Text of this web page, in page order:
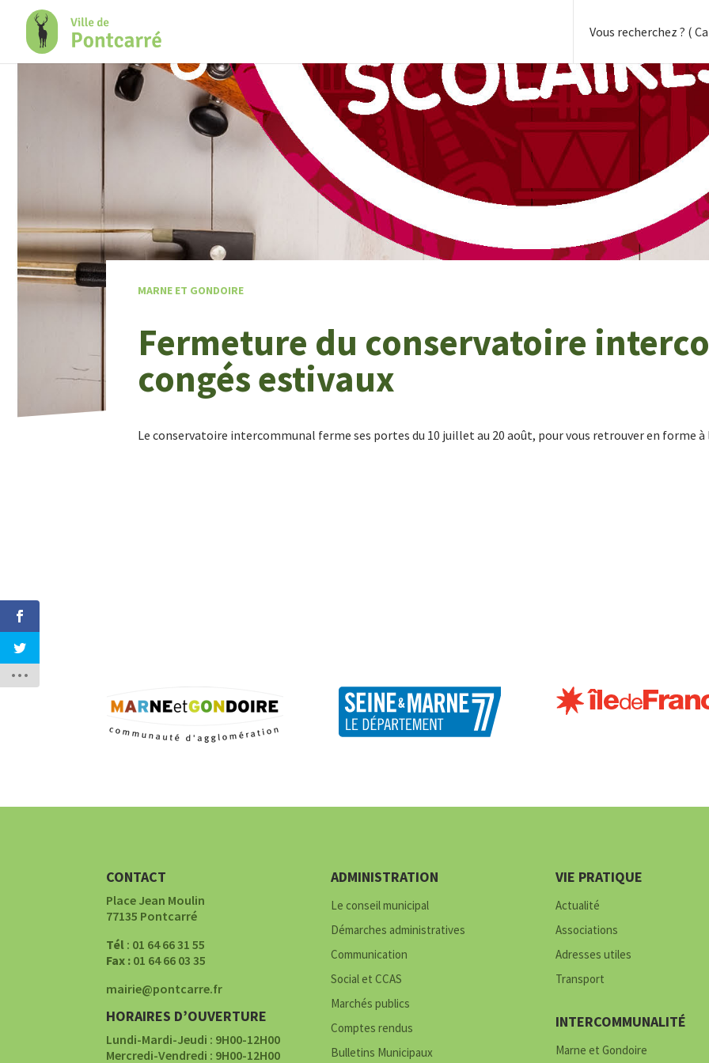
Confort +
MARNE ET GONDOIRE
Fermeture du conservatoire
congés estivaux
Le conservatoire intercommunal ferme ses portes du 10 juillet au 20 août, pour vous retrouver en forme à
CONTACT
Place Jean Moulin
77135 Pontcarré
Tél : 01 64 66 31 55
Fax : 01 64 66 03 35
mairie@pontcarre.fr
HORAIRES D’OUVERTURE
Lundi-Mardi-Jeudi : 9H00-12H00
Mercredi-Vendredi : 9H00-12H00
ADMINISTRATION
Le conseil municipal
Démarches administratives
Communication
Social et CCAS
Marchés publics
Comptes rendus
Bulletins Municipaux
VIE PRATIQUE
Actualité
Associations
Adresses utiles
Transport
INTERCOMMUNALITÉ
Marne et Gondoire